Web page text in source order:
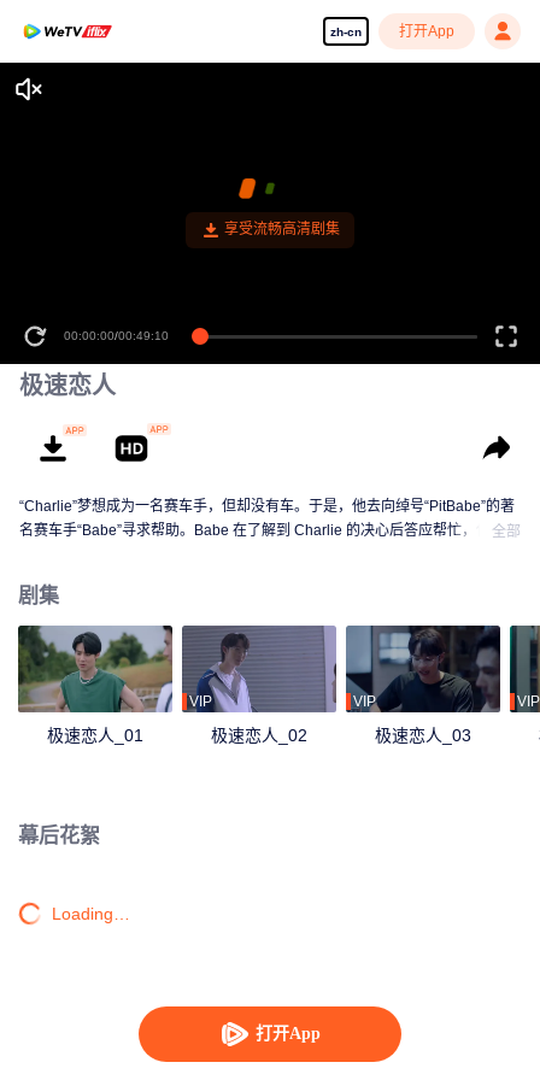
zh-cn 打开App
打开App
00:00:00/00:49:10
极速恋人
“Charlie”梦想成为一名赛车手，但却没有车。于是，他去向绰号“PitBabe”的著
名赛车手“Babe”寻求帮助。Babe 在了解到 Charlie 的决心后答应帮忙，但条件
全部
剧集
极速恋人_01
VIP
极速恋人_02
VIP
极速恋人_03
VIP
幕后花絮
Loading…